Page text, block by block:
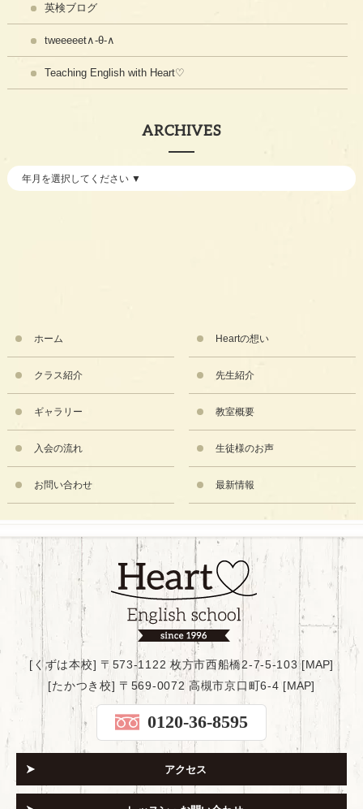
英検ブログ
tweeeeet∧-θ-∧
Teaching English with Heart♡
ARCHIVES
ホーム Heartの想い
クラス紹介 先生紹介
ギャラリー 教室概要
入会の流れ 生徒様のお声
お問い合わせ 最新情報
[くずは本校] 〒573-1122 枚方市西船橋2-7-5-103 [MAP]
[たかつき校] 〒569-0072 高槻市京口町6-4 [MAP]
0120-36-8595
アクセス